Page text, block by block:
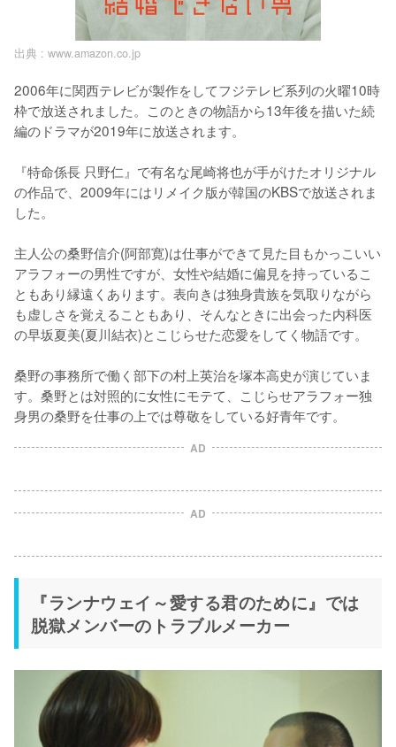
出典 : www.amazon.co.jp
2006年に関西テレビが製作をしてフジテレビ系列の火曜10時
枠で放送されました。このときの物語から13年後を描いた続
編のドラマが2019年に放送されます。
『特命係長 只野仁』で有名な尾崎将也が手がけたオリジナル
の作品で、2009年にはリメイク版が韓国のKBSで放送されま
した。
主人公の桑野信介(阿部寛)は仕事ができて見た目もかっこいい
アラフォーの男性ですが、女性や結婚に偏見を持っているこ
ともあり縁遠くあります。表向きは独身貴族を気取りながら
も虚しさを覚えることもあり、そんなときに出会った内科医
の早坂夏美(夏川結衣)とこじらせた恋愛をしてく物語です。
桑野の事務所で働く部下の村上英治を塚本高史が演じていま
す。桑野とは対照的に女性にモテて、こじらせアラフォー独
身男の桑野を仕事の上では尊敬をしている好青年です。
AD
AD
『ランナウェイ～愛する君のために』では
脱獄メンバーのトラブルメーカー